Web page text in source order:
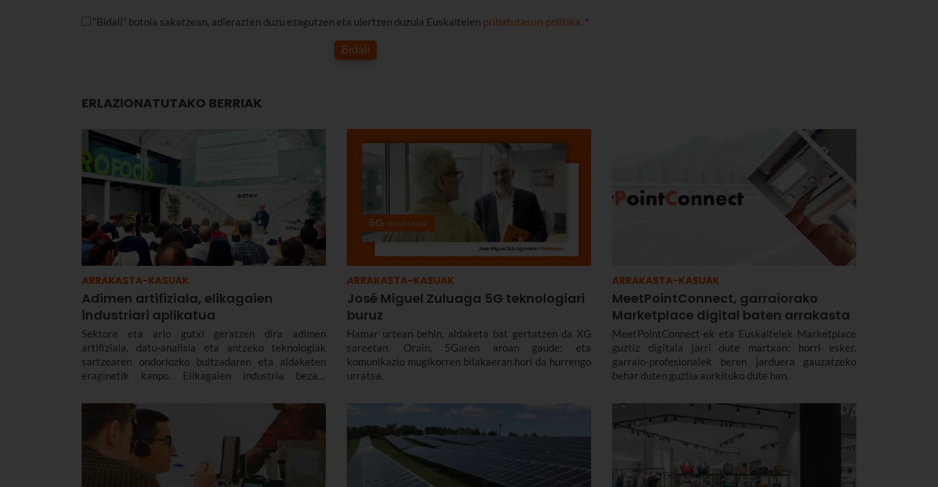
“Bidali” botoia sakatzean, adierazten duzu ezagutzen eta ulertzen duzula Euskaltelen pribatutasun-politika. *
Bidali
ERLAZIONATUTAKO BERRIAK
ARRAKASTA-KASUAK
Adimen artifiziala, elikagaien
industriari aplikatua
Sektore eta arlo gutxi geratzen dira adimen
artifiziala, datu-analisia eta antzeko teknologiak
sartzearen ondoriozko bultzadaren eta aldaketen
eraginetik kanpo. Elikagaien industria bezain
teknologiko horren berri izan behar du.
ARRAKASTA-KASUAK
José Miguel Zuluaga 5G teknologiari
buruz
Hamar urtean behin, aldaketa bat gertatzen da XG
sareetan. Orain, 5Garen aroan gaude; eta
komunikazio mugikorren bilakaeran hori da hurrengo
urratsa.
ARRAKASTA-KASUAK
MeetPointConnect, garraiorako
Marketplace digital baten arrakasta
MeetPointConnect-ek eta Euskaltelek Marketplace
guztiz digitala jarri dute martxan; horri esker,
garraio-profesionalek beren jarduera gauzatzeko
behar duten guztia aurkituko dute han.